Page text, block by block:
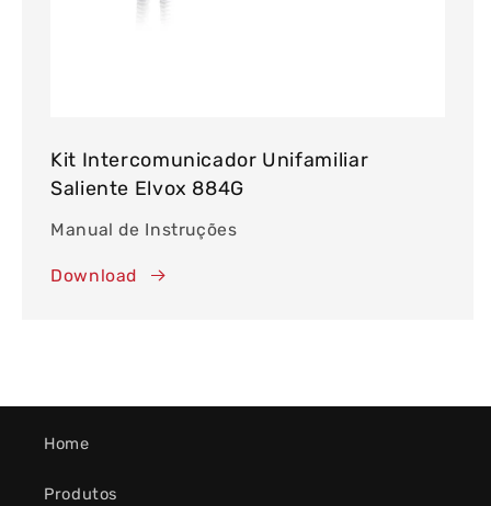
Kit Intercomunicador Unifamiliar
Saliente Elvox 884G
Manual de Instruções
Download
Home
Produtos